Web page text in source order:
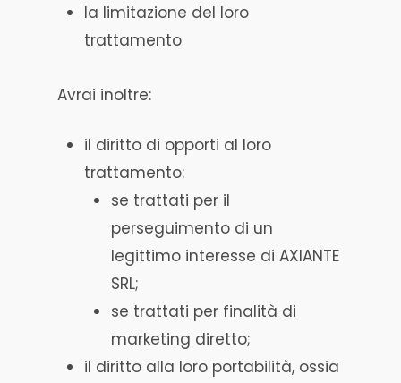
la limitazione del loro
trattamento
Avrai inoltre:
il diritto di opporti al loro
trattamento:
se trattati per il
perseguimento di un
legittimo interesse di AXIANTE
SRL;
se trattati per finalità di
marketing diretto;
il diritto alla loro portabilità, ossia